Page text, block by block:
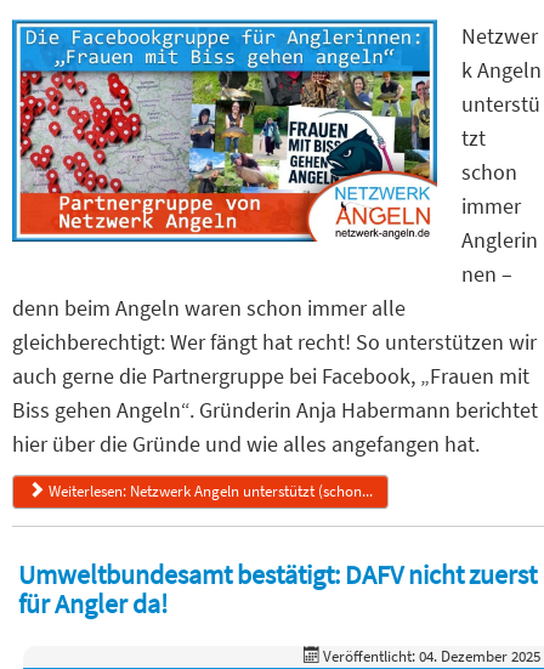
Netzwer
k Angeln
unterstü
tzt
schon
immer
Anglerin
nen –
denn beim Angeln waren schon immer alle
gleichberechtigt: Wer fängt hat recht! So unterstützen wir
auch gerne die Partnergruppe bei Facebook, „Frauen mit
Biss gehen Angeln“. Gründerin Anja Habermann berichtet
hier über die Gründe und wie alles angefangen hat.
Weiterlesen: Netzwerk Angeln unterstützt (schon...
Umweltbundesamt bestätigt: DAFV nicht zuerst
für Angler da!
Veröffentlicht: 04. Dezember 2025